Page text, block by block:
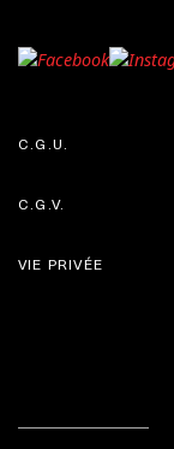
C.G.U.
C.G.V.
VIE PRIVÉE